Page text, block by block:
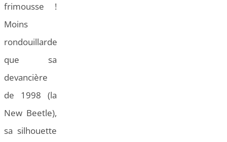
frimousse !
Moins
rondouillarde
que sa
devancière
de 1998 (la
New Beetle),
sa silhouette